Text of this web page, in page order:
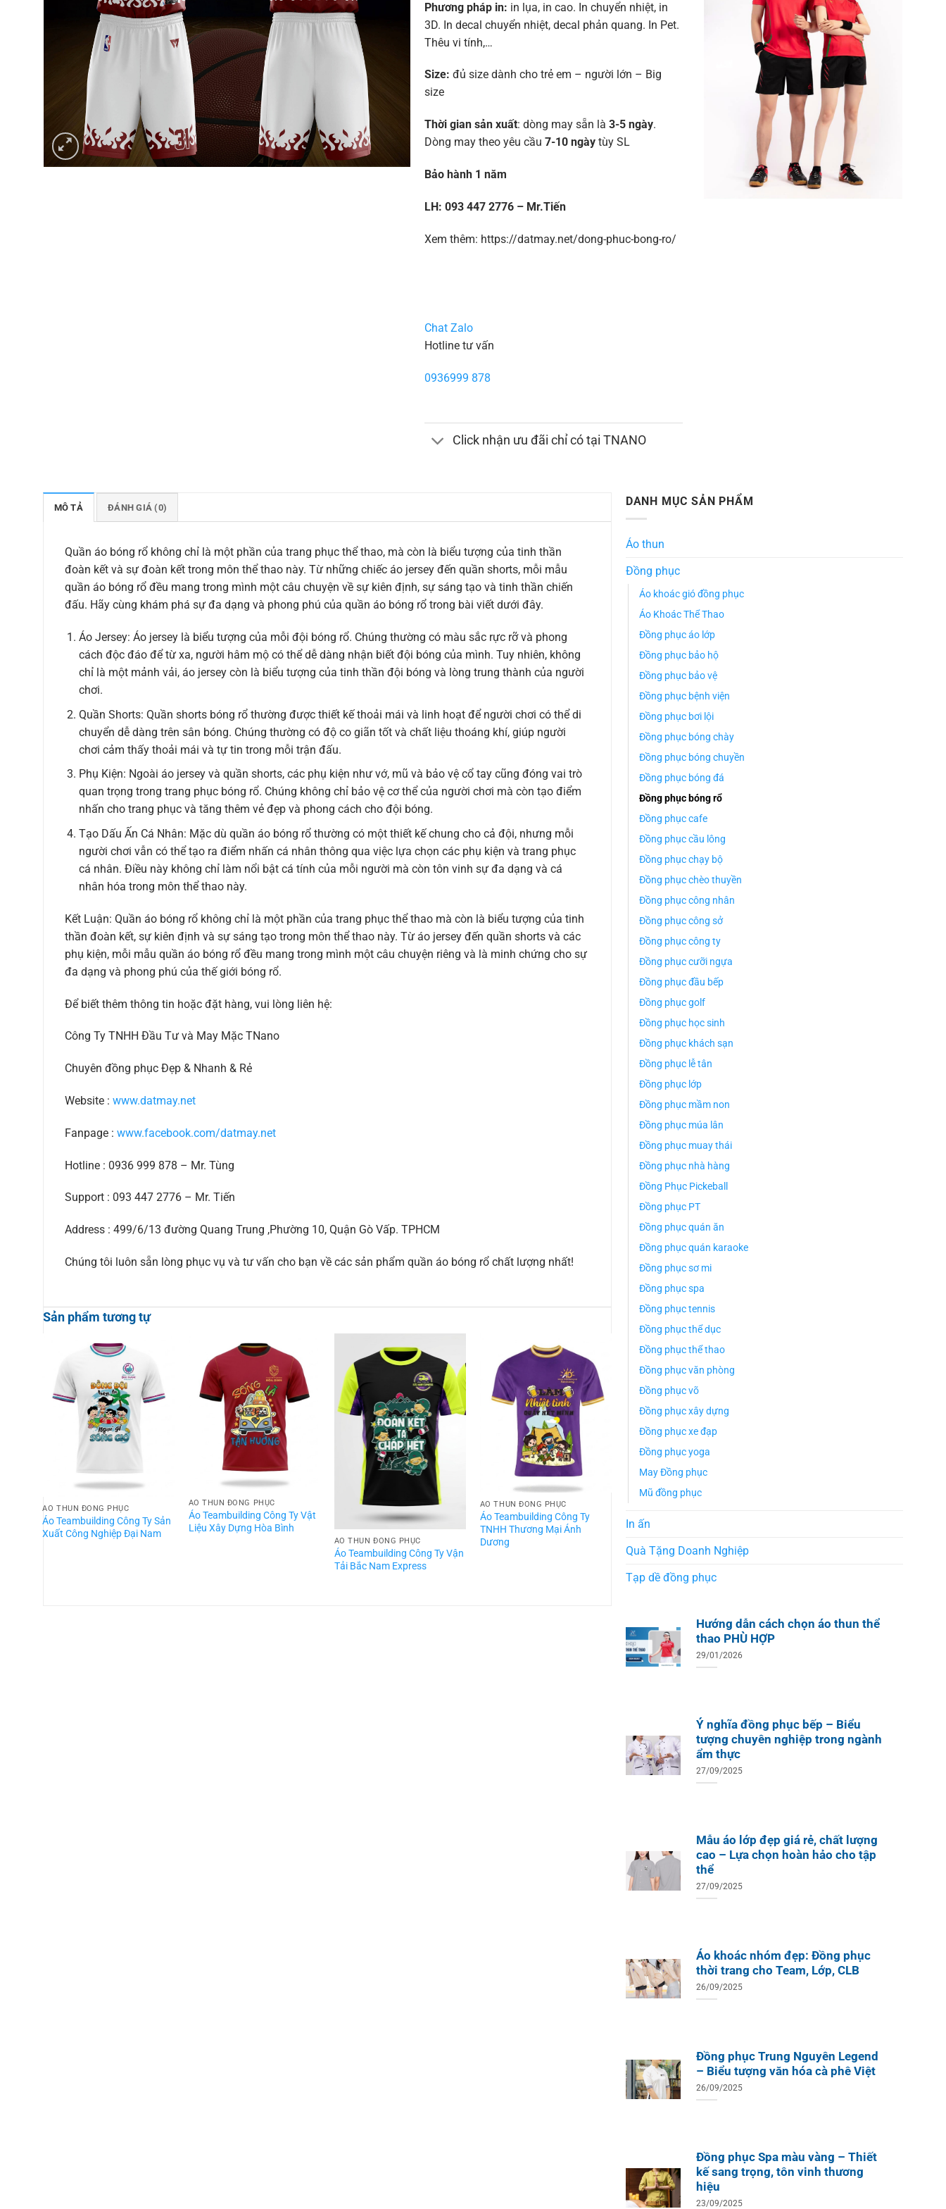
Phương pháp in: in lụa, in cao. In chuyển nhiệt, in
3D. In decal chuyển nhiệt, decal phản quang. In Pet.
Thêu vi tính,…
Size: đủ size dành cho trẻ em – người lớn – Big
size
Thời gian sản xuất: dòng may sẵn là 3-5 ngày.
Dòng may theo yêu cầu 7-10 ngàytùy SL
Bảo hành 1 năm
LH: 093 447 2776 – Mr.Tiến
Xem thêm: https://datmay.net/dong-phuc-bong-ro/
Chat Zalo
Hotline tư vấn
0936999 878
Click nhận ưu đãi chỉ có tại TNANO
MÔ TẢ ĐÁNH GIÁ (0)
Quần áo bóng rổ không chỉ là một phần của trang phục thể thao, mà còn là biểu tượng của tinh thần
đoàn kết và sự đoàn kết trong môn thể thao này. Từ những chiếc áo jersey đến quần shorts, mỗi mẫu
quần áo bóng rổ đều mang trong mình một câu chuyện về sự kiên định, sự sáng tạo và tinh thần chiến
đấu. Hãy cùng khám phá sự đa dạng và phong phú của quần áo bóng rổ trong bài viết dưới đây.
Áo Jersey: Áo jersey là biểu tượng của mỗi đội bóng rổ. Chúng thường có màu sắc rực rỡ và phong
cách độc đáo để từ xa, người hâm mộ có thể dễ dàng nhận biết đội bóng của mình. Tuy nhiên, không
chỉ là một mảnh vải, áo jersey còn là biểu tượng của tinh thần đội bóng và lòng trung thành của người
chơi.
Quần Shorts: Quần shorts bóng rổ thường được thiết kế thoải mái và linh hoạt để người chơi có thể di
chuyển dễ dàng trên sân bóng. Chúng thường có độ co giãn tốt và chất liệu thoáng khí, giúp người
chơi cảm thấy thoải mái và tự tin trong mỗi trận đấu.
Phụ Kiện: Ngoài áo jersey và quần shorts, các phụ kiện như vớ, mũ và bảo vệ cổ tay cũng đóng vai trò
quan trọng trong trang phục bóng rổ. Chúng không chỉ bảo vệ cơ thể của người chơi mà còn tạo điểm
nhấn cho trang phục và tăng thêm vẻ đẹp và phong cách cho đội bóng.
Tạo Dấu Ấn Cá Nhân: Mặc dù quần áo bóng rổ thường có một thiết kế chung cho cả đội, nhưng mỗi
người chơi vẫn có thể tạo ra điểm nhấn cá nhân thông qua việc lựa chọn các phụ kiện và trang phục
cá nhân. Điều này không chỉ làm nổi bật cá tính của mỗi người mà còn tôn vinh sự đa dạng và cá
nhân hóa trong môn thể thao này.
Kết Luận: Quần áo bóng rổ không chỉ là một phần của trang phục thể thao mà còn là biểu tượng của tinh
thần đoàn kết, sự kiên định và sự sáng tạo trong môn thể thao này. Từ áo jersey đến quần shorts và các
phụ kiện, mỗi mẫu quần áo bóng rổ đều mang trong mình một câu chuyện riêng và là minh chứng cho sự
đa dạng và phong phú của thế giới bóng rổ.
Để biết thêm thông tin hoặc đặt hàng, vui lòng liên hệ:
Công Ty TNHH Đầu Tư và May Mặc TNano
Chuyên đồng phục Đẹp & Nhanh & Rẻ
Website : www.datmay.net
Fanpage : www.facebook.com/datmay.net
Hotline : 0936 999 878 – Mr. Tùng
Support : 093 447 2776 – Mr. Tiến
Address : 499/6/13 đường Quang Trung ,Phường 10, Quận Gò Vấp. TPHCM
Chúng tôi luôn sẵn lòng phục vụ và tư vấn cho bạn về các sản phẩm quần áo bóng rổ chất lượng nhất!
Sản phẩm tương tự
ÁO THUN ĐỒNG PHỤC
Áo Teambuilding Công Ty Sản
Xuất Công Nghiệp Đại Nam
ÁO THUN ĐỒNG PHỤC
Áo Teambuilding Công Ty Vật
Liệu Xây Dựng Hòa Bình
ÁO THUN ĐỒNG PHỤC
Áo Teambuilding Công Ty Vận
Tải Bắc Nam Express
ÁO THUN ĐỒNG PHỤC
Áo Teambuilding Công Ty
TNHH Thương Mại Ánh
Dương
Áo Teambuilding Công Ty
DANH MỤC SẢN PHẨM
Áo thun
Đồng phục
Áo khoác gió đồng phục
Áo Khoác Thể Thao
Đồng phục áo lớp
Đồng phục bảo hộ
Đồng phục bảo vệ
Đồng phục bệnh viện
Đồng phục bơi lội
Đồng phục bóng chày
Đồng phục bóng chuyền
Đồng phục bóng đá
Đồng phục bóng rổ
Đồng phục cafe
Đồng phục cầu lông
Đồng phục chạy bộ
Đồng phục chèo thuyền
Đồng phục công nhân
Đồng phục công sở
Đồng phục công ty
Đồng phục cưỡi ngựa
Đồng phục đầu bếp
Đồng phục golf
Đồng phục học sinh
Đồng phục khách sạn
Đồng phục lễ tân
Đồng phục lớp
Đồng phục mầm non
Đồng phục múa lân
Đồng phục muay thái
Đồng phục nhà hàng
Đồng Phục Pickeball
Đồng phục PT
Đồng phục quán ăn
Đồng phục quán karaoke
Đồng phục sơ mi
Đồng phục spa
Đồng phục tennis
Đồng phục thể dục
Đồng phục thể thao
Đồng phục văn phòng
Đồng phục võ
Đồng phục xây dựng
Đồng phục xe đạp
Đồng phục yoga
May Đồng phục
Mũ đồng phục
In ấn
Quà Tặng Doanh Nghiệp
Tạp dề đồng phục
Hướng dẫn cách chọn áo thun thể
thao PHÙ HỢP
29/01/2026
Ý nghĩa đồng phục bếp – Biểu
tượng chuyên nghiệp trong ngành
ẩm thực
27/09/2025
Mẫu áo lớp đẹp giá rẻ, chất lượng
cao – Lựa chọn hoàn hảo cho tập
thể
27/09/2025
Áo khoác nhóm đẹp: Đồng phục
thời trang cho Team, Lớp, CLB
26/09/2025
Đồng phục Trung Nguyên Legend
– Biểu tượng văn hóa cà phê Việt
26/09/2025
Đồng phục Spa màu vàng – Thiết
kế sang trọng, tôn vinh thương
hiệu
23/09/2025